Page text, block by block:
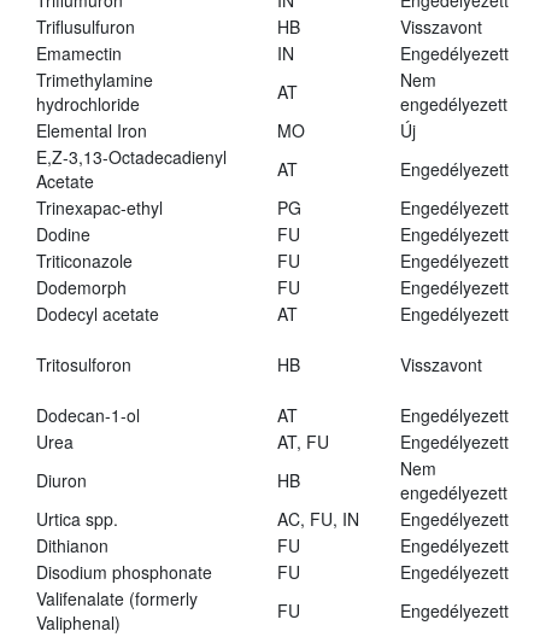
Triflusulfuron
HB
Visszavont
Emamectin
IN
Engedélyezett
Trimethylamine
hydrochloride
AT
Nem
engedélyezett
Elemental Iron
MO
Új
E,Z-3,13-Octadecadienyl
Acetate
AT
Engedélyezett
Trinexapac-ethyl
PG
Engedélyezett
Dodine
FU
Engedélyezett
Triticonazole
FU
Engedélyezett
Dodemorph
FU
Engedélyezett
Dodecyl acetate
AT Engedélyezett
Tritosulforon HB Visszavont
Dodecan-1-ol AT
Engedélyezett
Urea
AT, FU
Engedélyezett
Diuron
HB
Nem
engedélyezett
Urtica spp.
AC, FU, IN
Engedélyezett
Dithianon
FU
Engedélyezett
Disodium phosphonate
FU
Engedélyezett
Valifenalate (formerly
Valiphenal)
FU Engedélyezett